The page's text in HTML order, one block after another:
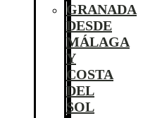
GRANADA
DESDE
MÁLAGA
Y
COSTA
DEL
SOL